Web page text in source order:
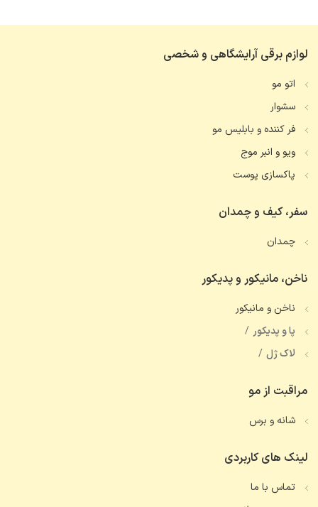
لوازم برقی آرایشگاهی و شخصی
اتو مو
سشوار
فر کننده و بابلیس مو
ویو و انبر موج
پاکسازی پوست
سفر، کیف و چمدان
چمدان
ناخن، مانیکور و پدیکور
ناخن و مانیکور
پا و پدیکور
لاک ژل
مراقبت از مو
شانه و برس
لینک های کاربردی
تماس با ما